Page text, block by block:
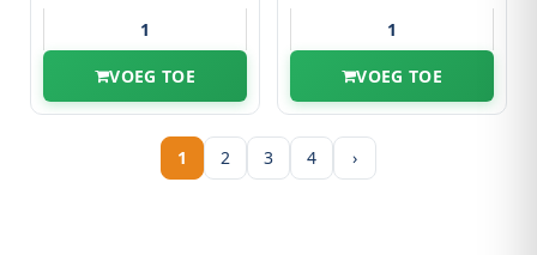
VOEG TOE VOEG TOE
1 2 3 4 ›